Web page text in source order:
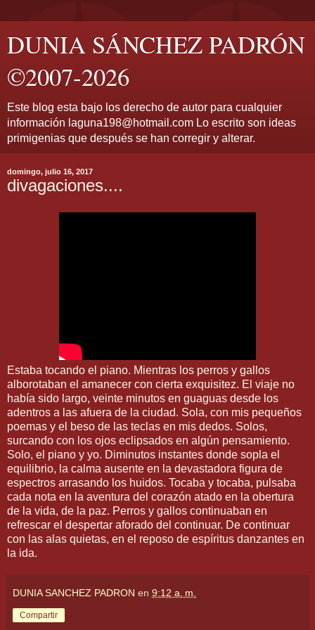
DUNIA SÁNCHEZ PADRÓN
©2007-2026
Este blog esta bajo los derecho de autor para cualquier
información laguna198@hotmail.com Lo escrito son ideas
primigenias que después se han corregir y alterar.
domingo, julio 16, 2017
divagaciones....
Estaba tocando el piano. Mientras los perros y gallos
alborotaban el amanecer con cierta exquisitez. El viaje no
había sido largo, veinte minutos en guaguas desde los
adentros a las afuera de la ciudad. Sola, con mis pequeños
poemas y el beso de las teclas en mis dedos. Solos,
surcando con los ojos eclipsados en algún pensamiento.
Solo, el piano y yo. Diminutos instantes donde sopla el
equilibrio, la calma ausente en la devastadora figura de
espectros arrasando los huidos. Tocaba y tocaba, pulsaba
cada nota en la aventura del corazón atado en la obertura
de la vida, de la paz. Perros y gallos continuaban en
refrescar el despertar aforado del continuar. De continuar
con las alas quietas, en el reposo de espíritus danzantes en
la ida.
DUNIA SANCHEZ PADRON en 9:12 a. m.
Compartir